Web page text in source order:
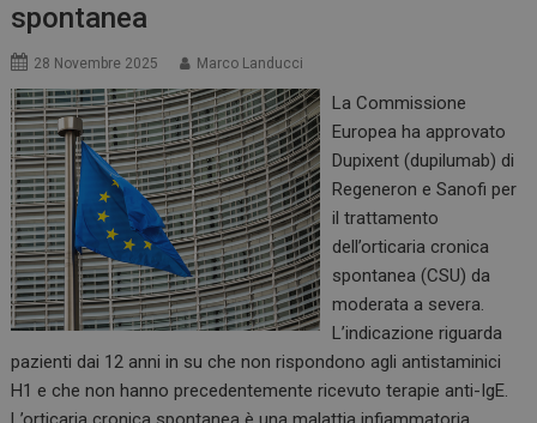
spontanea
28 Novembre 2025 Marco Landucci
La Commissione
Europea ha approvato
Dupixent (dupilumab) di
Regeneron e Sanofi per
il trattamento
dell’orticaria cronica
spontanea (CSU) da
moderata a severa.
L’indicazione riguarda
pazienti dai 12 anni in su che non rispondono agli antistaminici
H1 e che non hanno precedentemente ricevuto terapie anti-IgE.